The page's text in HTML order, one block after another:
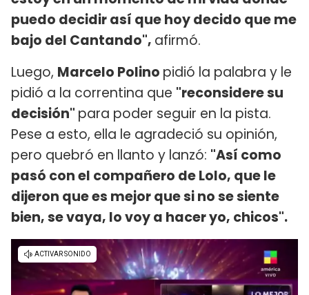
puedo decidir así que hoy decido que me
bajo del Cantando", afirmó.
Luego, Marcelo Polino pidió la palabra y le
pidió a la correntina que "reconsidere su
decisión" para poder seguir en la pista.
Pese a esto, ella le agradeció su opinión,
pero quebró en llanto y lanzó: "Así como
pasó con el compañero de Lolo, que le
dijeron que es mejor que si no se siente
bien, se vaya, lo voy a hacer yo, chicos".